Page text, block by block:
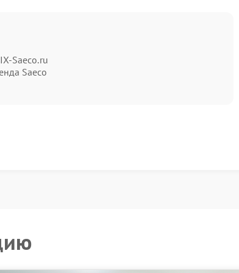
через раз, включают:
где есть все необходимые инструменты и детали.
и подбирают методы ремонта, чтобы
подход увеличивает срок службы устройства и
Saeco.ru
Saeco